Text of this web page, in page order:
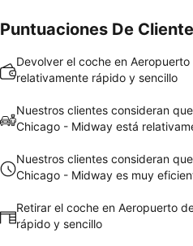
Puntuaciones De
Devolver el coche en
relativamente rápido y sencillo
Nuestros clientes consideran
Chicago - Midway está
Nuestros clientes consideran
Chicago - Midway es muy
Retirar el coche en Aeropuerto
rápido y sencillo